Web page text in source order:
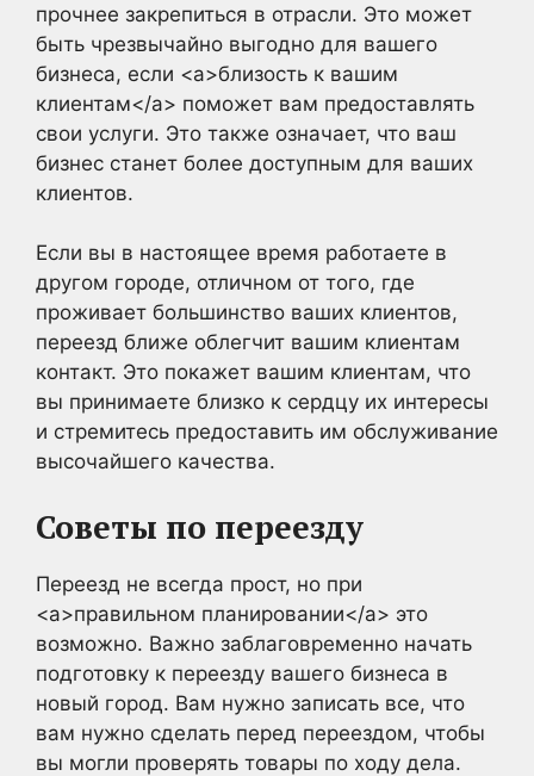
прочнее закрепиться в отрасли. Это может
быть чрезвычайно выгодно для вашего
бизнеса, если <a>близость к вашим
клиентам</a> поможет вам предоставлять
свои услуги. Это также означает, что ваш
бизнес станет более доступным для ваших
клиентов.
Если вы в настоящее время работаете в
другом городе, отличном от того, где
проживает большинство ваших клиентов,
переезд ближе облегчит вашим клиентам
контакт. Это покажет вашим клиентам, что
вы принимаете близко к сердцу их интересы
и стремитесь предоставить им обслуживание
высочайшего качества.
Советы по переезду
Переезд не всегда прост, но при
<a>правильном планировании</a> это
возможно. Важно заблаговременно начать
подготовку к переезду вашего бизнеса в
новый город. Вам нужно записать все, что
вам нужно сделать перед переездом, чтобы
вы могли проверять товары по ходу дела.